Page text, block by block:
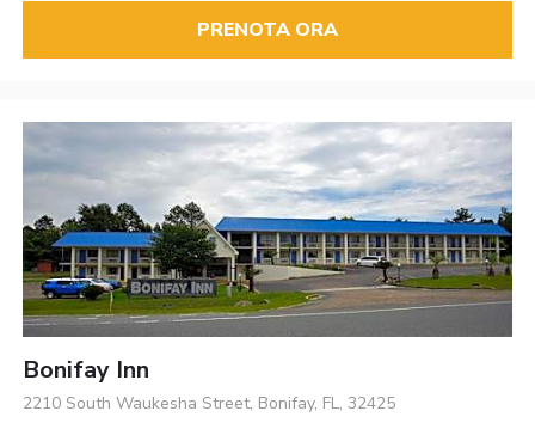
PRENOTA ORA
Bonifay Inn
2210 South Waukesha Street, Bonifay, FL, 32425